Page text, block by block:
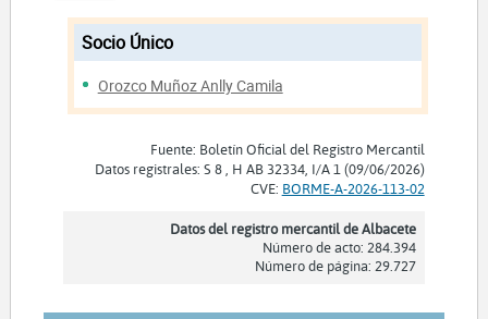
Socio Único
Orozco Muñoz Anlly Camila
Fuente: Boletín Oficial del Registro Mercantil
Datos registrales: S 8 , H AB 32334, I/A 1 (09/06/2026)
CVE: BORME-A-2026-113-02
Datos del registro mercantil de Albacete
Número de acto: 284.394
Número de página: 29.727